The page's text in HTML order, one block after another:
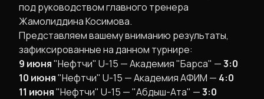
под руководством главного тренера
Жамолиддина Косимова.
​Представляем вашему вниманию результаты,
зафиксированные на данном турнире:
9 июня"Нефтчи" U-15 — Академия "Барса" —3:0
10 июня"Нефтчи" U-15 — Академия АФИМ — 4:0
11 июня"Нефтчи" U-15 — "Абдыш-Ата" —3:0